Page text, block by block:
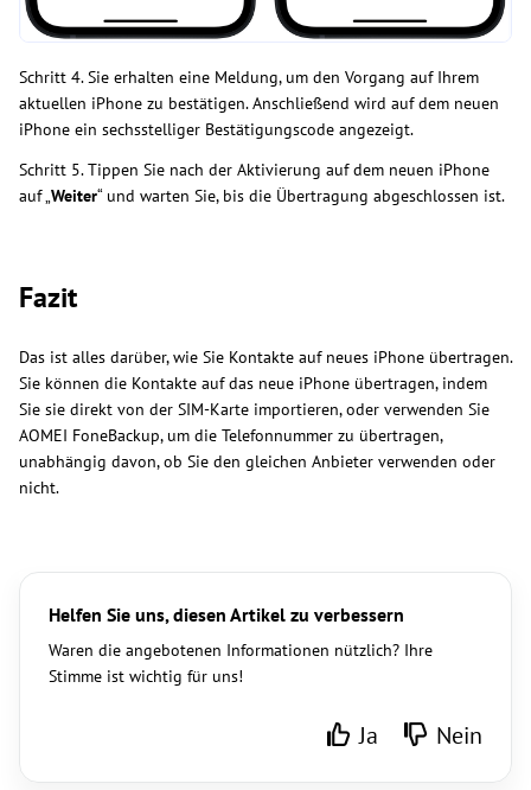
Schritt 4. Sie erhalten eine Meldung, um den Vorgang auf Ihrem
aktuellen iPhone zu bestätigen. Anschließend wird auf dem neuen
iPhone ein sechsstelliger Bestätigungscode angezeigt.
Schritt 5. Tippen Sie nach der Aktivierung auf dem neuen iPhone
auf „Weiter“ und warten Sie, bis die Übertragung abgeschlossen ist.
Fazit
Das ist alles darüber, wie Sie Kontakte auf neues iPhone übertragen.
Sie können die Kontakte auf das neue iPhone übertragen, indem
Sie sie direkt von der SIM-Karte importieren, oder verwenden Sie
AOMEI FoneBackup, um die Telefonnummer zu übertragen,
unabhängig davon, ob Sie den gleichen Anbieter verwenden oder
nicht.
Helfen Sie uns, diesen Artikel zu verbessern
Waren die angebotenen Informationen nützlich? Ihre
Stimme ist wichtig für uns!
Ja Nein